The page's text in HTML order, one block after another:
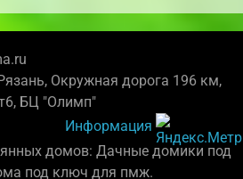
Окружная дорога 196 км,
БЦ "Олимп"
Информация
домов: Дачные домики под
под ключ для пмж.